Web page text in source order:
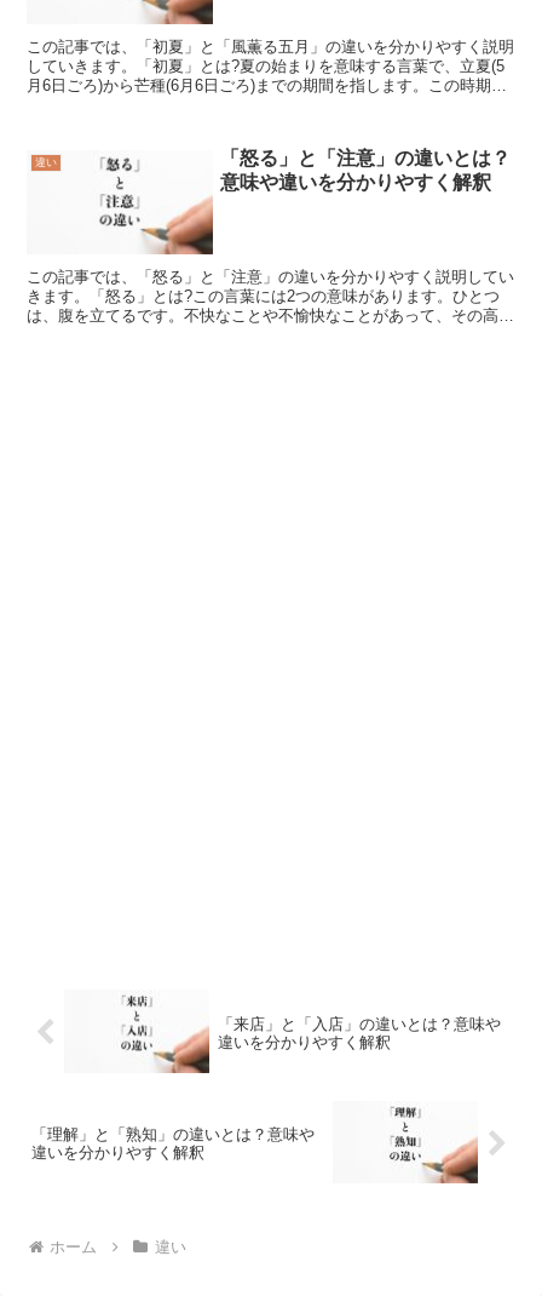
この記事では、「初夏」と「風薫る五月」の違いを分かりやすく説明
していきます。「初夏」とは?夏の始まりを意味する言葉で、立夏(5
月6日ごろ)から芒種(6月6日ごろ)までの期間を指します。この時期
違い
「怒る」と「注意」の違いとは？
意味や違いを分かりやすく解釈
この記事では、「怒る」と「注意」の違いを分かりやすく説明してい
きます。「怒る」とは?この言葉には2つの意味があります。ひとつ
は、腹を立てるです。不快なことや不愉快なことがあって、その高ま
「来店」と「入店」の違いとは？意味や
違いを分かりやすく解釈
「理解」と「熟知」の違いとは？意味や
違いを分かりやすく解釈
ホーム 違い